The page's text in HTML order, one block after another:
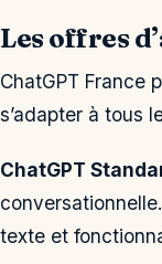
Les offres
ChatGPT France
s’adapter à tous
ChatGPT
texte et